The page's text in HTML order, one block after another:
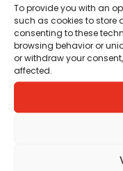
To provide you with an
such as cookies to store
consenting to these
browsing behavior or
or withdraw your
affected.
am 1. May
2026
am 7.